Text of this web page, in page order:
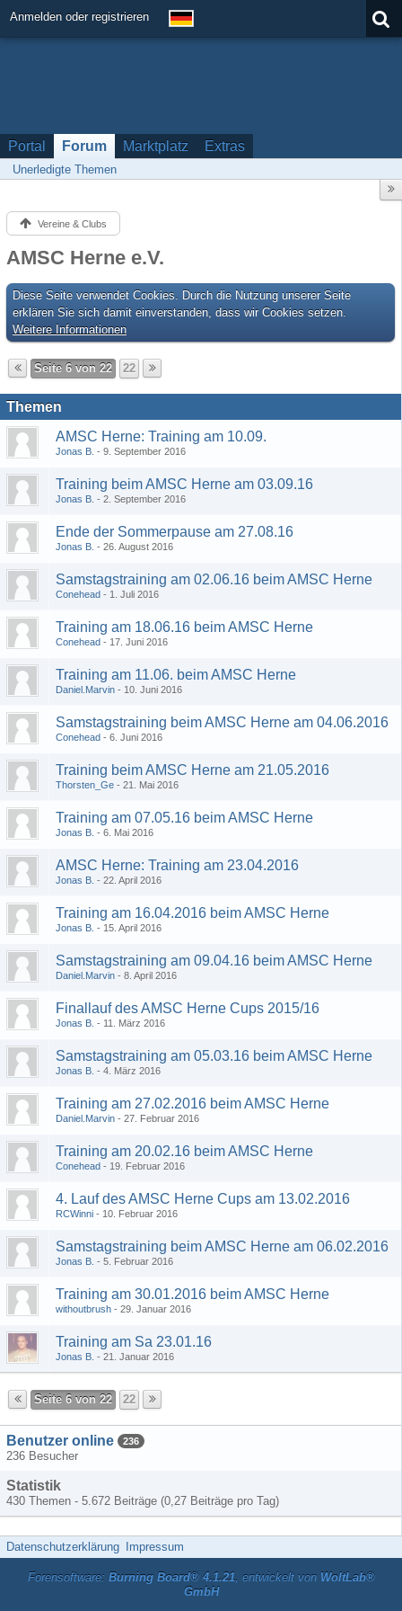
Anmelden oder registrieren
Portal Forum Marktplatz Extras
Unerledigte Themen
Vereine & Clubs
AMSC Herne e.V.
Diese Seite verwendet Cookies. Durch die Nutzung unserer Seite
erklären Sie sich damit einverstanden, dass wir Cookies setzen.
Weitere Informationen
Seite 6 von 22 22
Themen
AMSC Herne: Training am 10.09.
Jonas B. 9. September 2016
Training beim AMSC Herne am 03.09.16
Jonas B. 2. September 2016
Ende der Sommerpause am 27.08.16
Jonas B. 26. August 2016
Samstagstraining am 02.06.16 beim AMSC Herne
Conehead 1. Juli 2016
Training am 18.06.16 beim AMSC Herne
Conehead 17. Juni 2016
Training am 11.06. beim AMSC Herne
Daniel.Marvin 10. Juni 2016
Samstagstraining beim AMSC Herne am 04.06.2016
Conehead 6. Juni 2016
Training beim AMSC Herne am 21.05.2016
Thorsten_Ge 21. Mai 2016
Training am 07.05.16 beim AMSC Herne
Jonas B. 6. Mai 2016
AMSC Herne: Training am 23.04.2016
Jonas B. 22. April 2016
Training am 16.04.2016 beim AMSC Herne
Jonas B. 15. April 2016
Samstagstraining am 09.04.16 beim AMSC Herne
Daniel.Marvin 8. April 2016
Finallauf des AMSC Herne Cups 2015/16
Jonas B. 11. März 2016
Samstagstraining am 05.03.16 beim AMSC Herne
Jonas B. 4. März 2016
Training am 27.02.2016 beim AMSC Herne
Daniel.Marvin 27. Februar 2016
Training am 20.02.16 beim AMSC Herne
Conehead 19. Februar 2016
4. Lauf des AMSC Herne Cups am 13.02.2016
RCWinni 10. Februar 2016
Samstagstraining beim AMSC Herne am 06.02.2016
Jonas B. 5. Februar 2016
Training am 30.01.2016 beim AMSC Herne
withoutbrush 29. Januar 2016
Training am Sa 23.01.16
Jonas B. 21. Januar 2016
Seite 6 von 22 22
Benutzer online 236
236 Besucher
Statistik
430 Themen - 5.672 Beiträge (0,27 Beiträge pro Tag)
Datenschutzerklärung Impressum
Forensoftware: Burning Board® 4.1.21, entwickelt von WoltLab®
GmbH